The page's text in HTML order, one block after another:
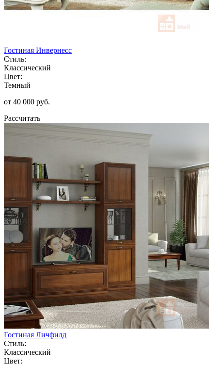
Гостиная Инвернесс
Стиль:
Классический
Цвет:
Темный
от 40 000 руб.
Рассчитать
Гостиная Личфилд
Стиль:
Классический
Цвет: